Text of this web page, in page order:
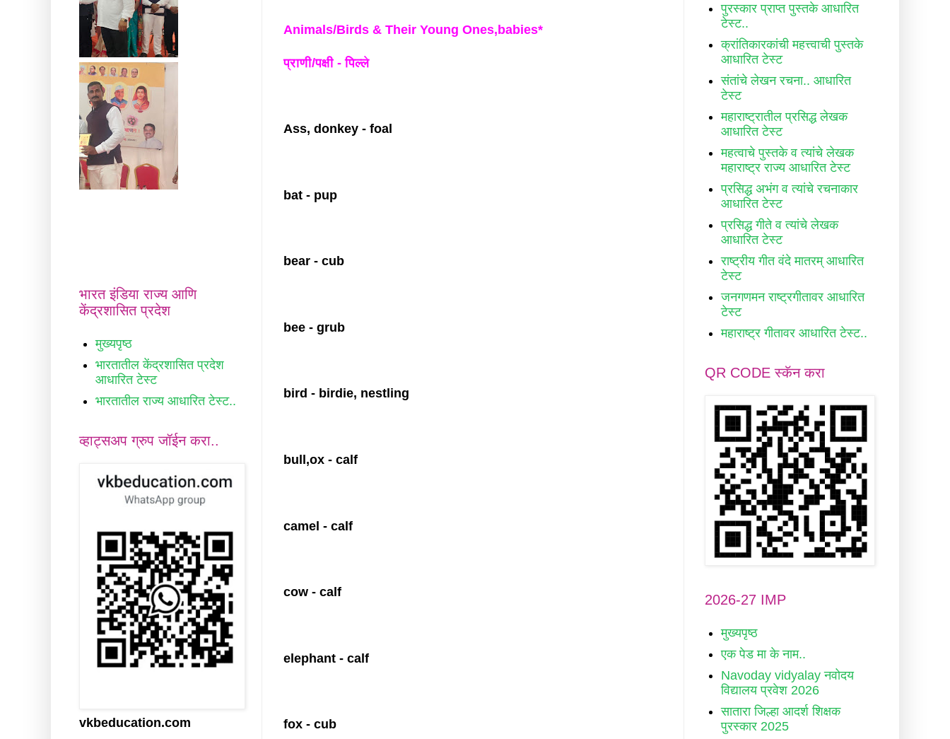
Animals/Birds & Their Young Ones,babies*
प्राणी/पक्षी - पिल्ले
Ass, donkey - foal
bat - pup
bear - cub
bee - grub
bird - birdie, nestling
bull,ox - calf
camel - calf
cow - calf
elephant - calf
fox - cub
भारत इंडिया राज्य आणि
केंद्रशासित प्रदेश
मुख्यपृष्ठ
भारतातील केंद्रशासित प्रदेश
आधारित टेस्ट
भारतातील राज्य आधारित टेस्ट..
व्हाट्सअप ग्रुप जॉईन करा..
vkbeducation.com
पुरस्कार प्राप्त पुस्तके आधारित
टेस्ट..
क्रांतिकारकांची महत्त्वाची पुस्तके
आधारित टेस्ट
संतांचे लेखन रचना.. आधारित
टेस्ट
महाराष्ट्रातील प्रसिद्ध लेखक
आधारित टेस्ट
महत्वाचे पुस्तके व त्यांचे लेखक
महाराष्ट्र राज्य आधारित टेस्ट
प्रसिद्ध अभंग व त्यांचे रचनाकार
आधारित टेस्ट
प्रसिद्ध गीते व त्यांचे लेखक
आधारित टेस्ट
राष्ट्रीय गीत वंदे मातरम् आधारित
टेस्ट
जनगणमन राष्ट्रगीतावर आधारित
टेस्ट
महाराष्ट्र गीतावर आधारित टेस्ट..
QR CODE स्कॅन करा
2026-27 IMP
मुख्यपृष्ठ
एक पेड मा के नाम..
Navoday vidyalay नवोदय
विद्यालय प्रवेश 2026
सातारा जिल्हा आदर्श शिक्षक
पुरस्कार 2025